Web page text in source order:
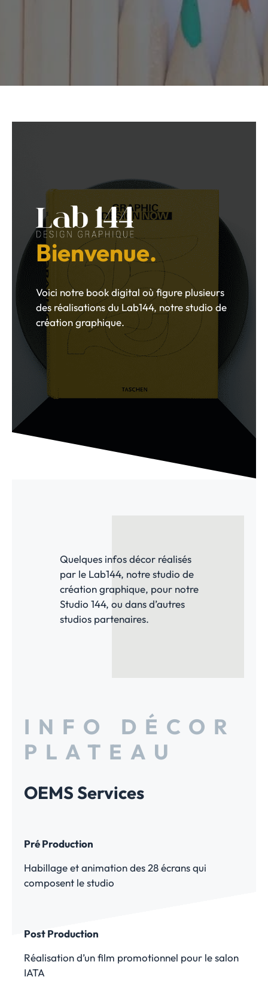
Bienvenue.
Voici notre book digital où figure plusieurs
des réalisations du Lab144, notre studio de
création graphique.
INFO DÉCOR
PLATEAU
OEMS Services
Pré Production
Habillage et animation des 28 écrans qui
composent le studio
Post Production
Réalisation d’un film promotionnel pour le salon
IATA
Quelques infos décor réalisés
par le Lab144, notre studio de
création graphique, pour notre
Studio 144, ou dans d’autres
studios partenaires.